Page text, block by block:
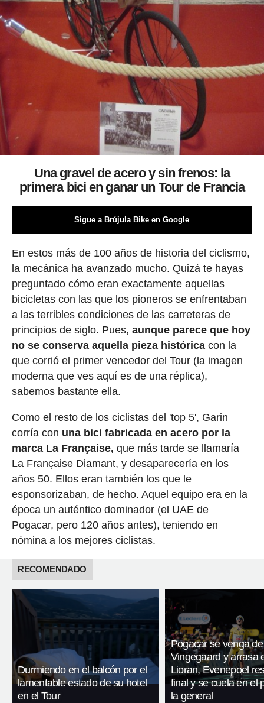
Una gravel de acero y sin frenos: la
primera bici en ganar un Tour de Francia
Sigue a Brújula Bike en Google
En estos más de 100 años de historia del ciclismo,
la mecánica ha avanzado mucho. Quizá te hayas
preguntado cómo eran exactamente aquellas
bicicletas con las que los pioneros se enfrentaban
a las terribles condiciones de las carreteras de
principios de siglo. Pues, aunque parece que hoy
no se conserva aquella pieza históricacon la
que corrió el primer vencedor del Tour (la imagen
moderna que ves aquí es de una réplica),
sabemos bastante ella.
Como el resto de los ciclistas del 'top 5', Garin
corría con una bici fabricada en acero por la
marca La Française, que más tarde se llamaría
La Française Diamant, y desaparecería en los
años 50. Ellos eran también los que le
esponsorizaban, de hecho. Aquel equipo era en la
época un auténtico dominador (el UAE de
Pogacar, pero 120 años antes), teniendo en
nómina a los mejores ciclistas.
RECOMENDADO
Durmiendo en el balcón por el
lamentable estado de su hotel
en el Tour
Pogacar se venga de
Vingegaard y arrasa
Lioran, Evenepoel
final y se cuela en el
la general